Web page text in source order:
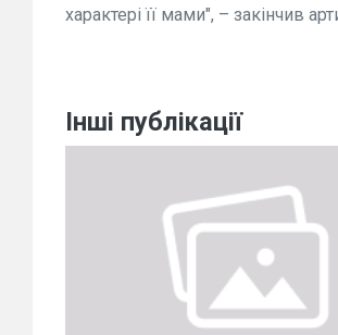
характері її мами", – закінчив
Інші публікації